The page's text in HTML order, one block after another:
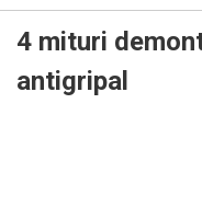
4 mituri
antigripal